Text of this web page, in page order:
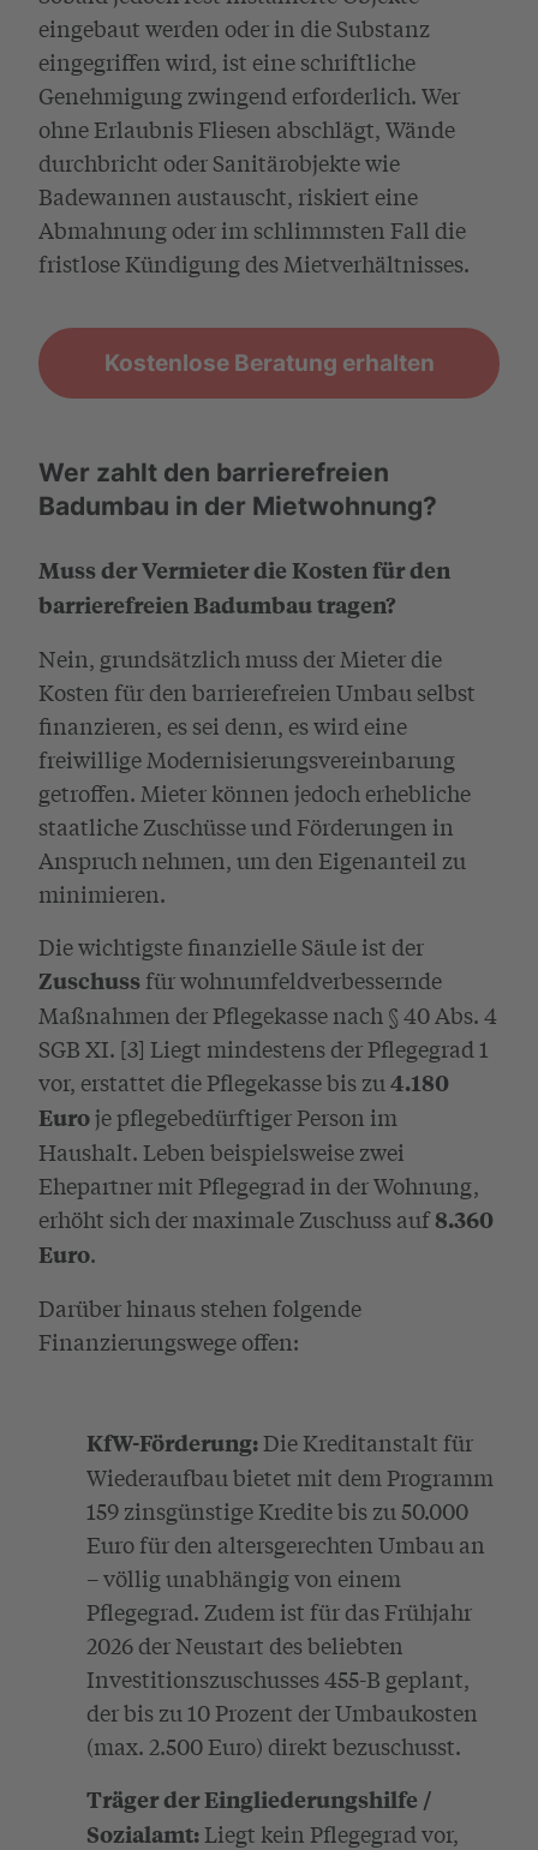
eingebaut werden oder in die Substanz
eingegriffen wird, ist eine schriftliche
Genehmigung zwingend erforderlich. Wer
ohne Erlaubnis Fliesen abschlägt, Wände
durchbricht oder Sanitärobjekte wie
Badewannen austauscht, riskiert eine
Abmahnung oder im schlimmsten Fall die
fristlose Kündigung des Mietverhältnisses.
Kostenlose Beratung erhalten
Wer zahlt den barrierefreien
Badumbau in der Mietwohnung?
Muss der Vermieter die Kosten für den
barrierefreien Badumbau tragen?
Nein, grundsätzlich muss der Mieter die
Kosten für den barrierefreien Umbau selbst
finanzieren, es sei denn, es wird eine
freiwillige Modernisierungsvereinbarung
getroffen. Mieter können jedoch erhebliche
staatliche Zuschüsse und Förderungen in
Anspruch nehmen, um den Eigenanteil zu
minimieren.
Die wichtigste finanzielle Säule ist der
Zuschuss für wohnumfeldverbessernde
Maßnahmen der Pflegekasse nach § 40 Abs. 4
SGB XI. [3] Liegt mindestens der Pflegegrad 1
vor, erstattet die Pflegekasse bis zu 4.180
Euroje pflegebedürftiger Person im
Haushalt. Leben beispielsweise zwei
Ehepartner mit Pflegegrad in der Wohnung,
erhöht sich der maximale Zuschuss auf8.360
Euro.
Darüber hinaus stehen folgende
Finanzierungswege offen:
KfW-Förderung:Die Kreditanstalt für
Wiederaufbau bietet mit dem Programm
159 zinsgünstige Kredite bis zu 50.000
Euro für den altersgerechten Umbau an
– völlig unabhängig von einem
Pflegegrad. Zudem ist für das Frühjahr
2026 der Neustart des beliebten
Investitionszuschusses 455-B geplant,
der bis zu 10 Prozent der Umbaukosten
(max. 2.500 Euro) direkt bezuschusst.
Träger der Eingliederungshilfe /
Sozialamt:Liegt kein Pflegegrad vor,